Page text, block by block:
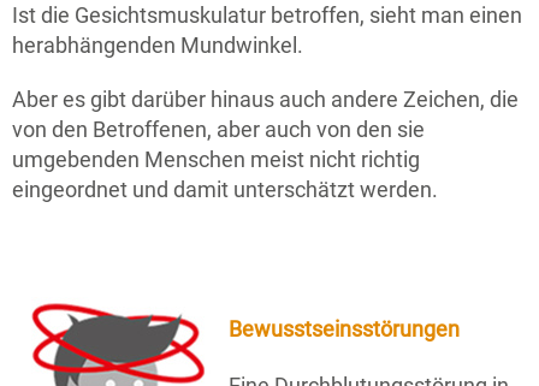
Ist die Gesichtsmuskulatur betroffen, sieht man einen
herabhängenden Mundwinkel.
Aber es gibt darüber hinaus auch andere Zeichen, die
von den Betroffenen, aber auch von den sie
umgebenden Menschen meist nicht richtig
eingeordnet und damit unterschätzt werden.
Bewusstseinsstörungen